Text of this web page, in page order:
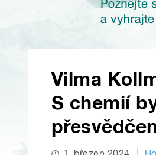
Vilma
S chemií